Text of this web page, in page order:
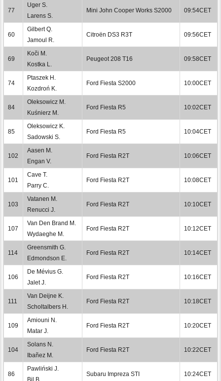
77
Uger S.
Larens S.
Mini John Cooper Works S2000 09:54CET
60
Gilbert Q.
Jamoul R.
Citroën DS3 R3T 09:56CET
69
Koči M.
Kostka L.
Peugeot 208 T16 09:58CET
74
Ptaszek H.
Kozdroń K.
Ford Fiesta S2000 10:00CET
84
Oleksowicz M.
Kuśnierz M.
Ford Fiesta R5 10:02CET
85
Oleksowicz K.
Sadowski S.
Ford Fiesta R5 10:04CET
102
Aasen M.
Engan V.
Ford Fiesta R2T 10:06CET
101
Cave T.
Parry C.
Ford Fiesta R2T 10:08CET
103
Vatanen M.
Renucci J.
Ford Fiesta R2T 10:10CET
107
Van Den Brand M.
Wydaeghe M.
Ford Fiesta R2T 10:12CET
114
Greensmith G.
Edmondson E.
Ford Fiesta R2T 10:14CET
106
De Mévius G.
Jalet J.
Ford Fiesta R2T 10:16CET
111
Van Deijne K.
Scholtalbers H.
Ford Fiesta R2T 10:18CET
109
Amiouni N.
Matar J.
Ford Fiesta R2T 10:20CET
104
Solans N.
Ibañez M.
Ford Fiesta R2T 10:22CET
86
Pawliński J.
Bil B.
Subaru Impreza STI 10:24CET